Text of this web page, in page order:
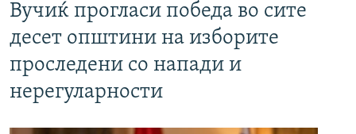
Вучиќ прогласи победа во сите
десет општини на изборите
проследени со напади и
нерегуларности